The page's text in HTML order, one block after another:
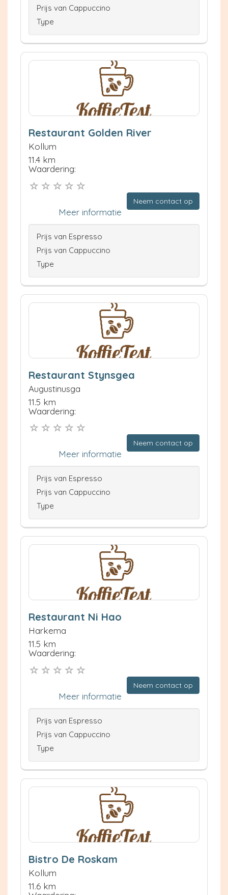
Prijs van Cappuccino
Type
Restaurant Golden River
Kollum
11.4 km
Waardering:
Neem contact op
Meer informatie
Prijs van Espresso
Prijs van Cappuccino
Type
Restaurant Stynsgea
Augustinusga
11.5 km
Waardering:
Neem contact op
Meer informatie
Prijs van Espresso
Prijs van Cappuccino
Type
Restaurant Ni Hao
Harkema
11.5 km
Waardering:
Neem contact op
Meer informatie
Prijs van Espresso
Prijs van Cappuccino
Type
Bistro De Roskam
Kollum
11.6 km